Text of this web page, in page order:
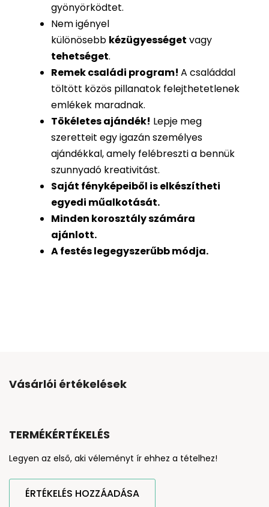
gyönyörködtet.
Nem igényel
különösebb kézügyességet vagy
tehetséget.
Remek családi program! A családdal
töltött közös pillanatok felejthetetlenek
emlékek maradnak.
Tökéletes ajándék! Lepje meg
szeretteit egy igazán személyes
ajándékkal, amely felébreszti a bennük
szunnyadó kreativitást.
Saját fényképeiből iselkészítheti
egyedi műalkotását.
Minden korosztály számára
ajánlott.
A festés legegyszerűbb módja.
Vásárlói értékelések
TERMÉKÉRTÉKELÉS
Legyen az első, aki véleményt ír ehhez a tételhez!
ÉRTÉKELÉS HOZZÁADÁSA